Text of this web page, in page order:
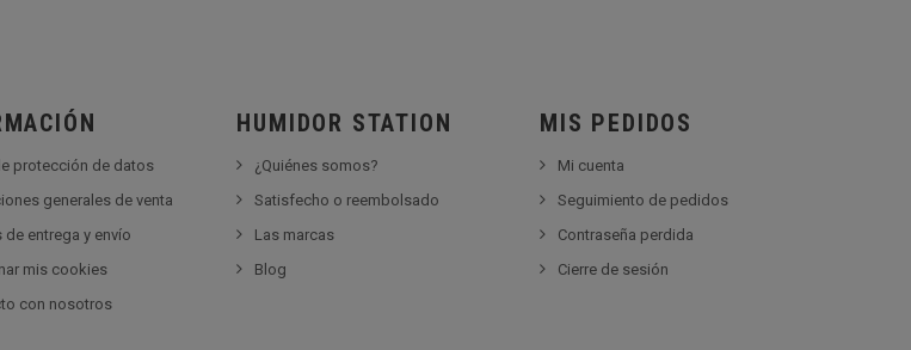
protección de datos
generales de venta
de entrega y envío
mis cookies
con nosotros
HUMIDOR STATION
¿Quiénes somos?
Satisfecho o reembolsado
Las marcas
Blog
MIS PEDIDOS
Mi cuenta
Seguimiento de pedidos
Contraseña perdida
Cierre de sesión